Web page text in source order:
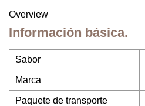
Overview
Información básica.
Sabor
Marca
Paquete de transporte